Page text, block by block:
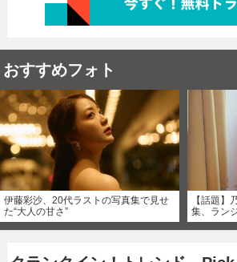
おすすめフォト
伊藤彩沙、20代ラストの写真集で見せ
た“大人の甘さ”
【話題】
集、ラン